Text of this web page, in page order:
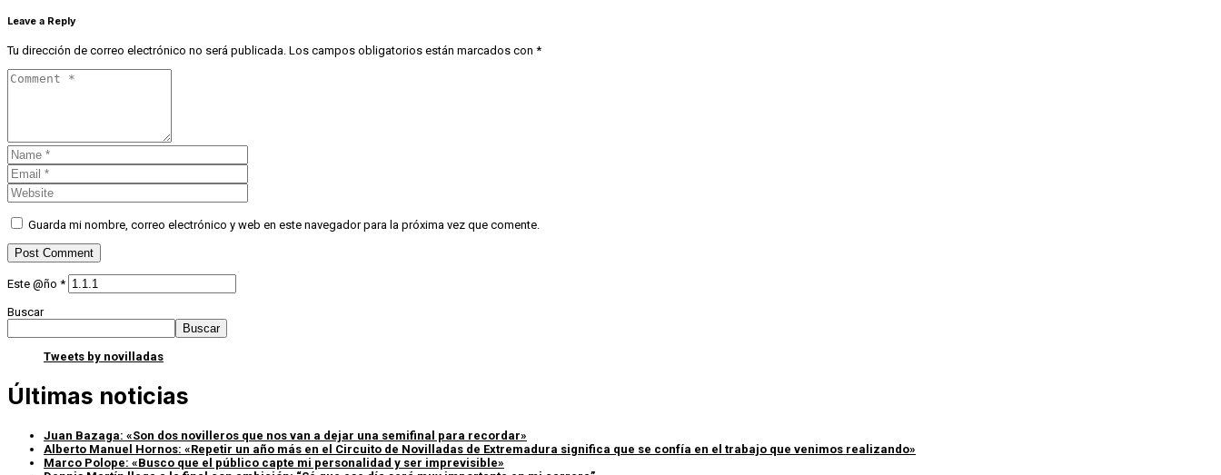
Leave a Reply
Tu dirección de correo electrónico no será publicada. Los campos obligatorios están marcados con *
Guarda mi nombre, correo electrónico y web en este navegador para la próxima vez que comente.
Este @ño *
Buscar
Buscar
Tweets by novilladas
Últimas noticias
Juan Bazaga: «Son dos novilleros que nos van a dejar una semifinal para recordar»
Alberto Manuel Hornos: «Repetir un año más en el Circuito de Novilladas de Extremadura significa que se confía en el trabajo que venimos realizando»
Marco Polope: «Busco que el público capte mi personalidad y ser imprevisible»